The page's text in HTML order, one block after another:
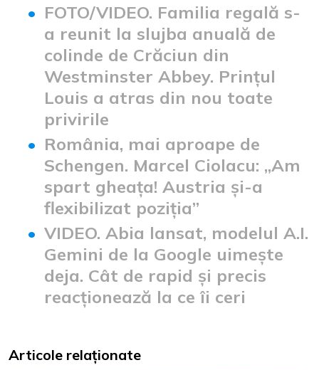
FOTO/VIDEO. Familia regală s-
a reunit la slujba anuală de
colinde de Crăciun din
Westminster Abbey. Prințul
Louis a atras din nou toate
privirile
România, mai aproape de
Schengen. Marcel Ciolacu: „Am
spart gheața! Austria și-a
flexibilizat poziția”
VIDEO. Abia lansat, modelul A.I.
Gemini de la Google uimește
deja. Cât de rapid și precis
reacționează la ce îi ceri
Articole relaționate